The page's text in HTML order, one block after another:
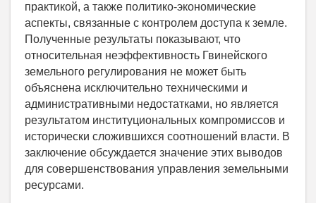
практикой, а также политико-экономические
аспекты, связанные с контролем доступа к земле.
Полученные результаты показывают, что
относительная неэффективность Гвинейского
земельного регулирования не может быть
объяснена исключительно техническими и
административными недостатками, но является
результатом институциональных компромиссов и
исторически сложившихся соотношений власти. В
заключение обсуждается значение этих выводов
для совершенствования управления земельными
ресурсами.